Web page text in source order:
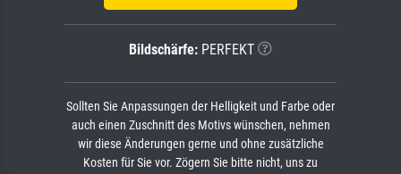
Bildschärfe: PERFEKT
Sollten Sie Anpassungen der Helligkeit und Farbe oder
auch einen Zuschnitt des Motivs wünschen, nehmen
wir diese Änderungen gerne und ohne zusätzliche
Kosten für Sie vor. Zögern Sie bitte nicht, uns zu